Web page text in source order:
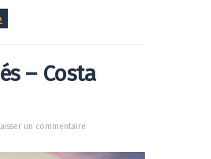
– Costa
un commentaire